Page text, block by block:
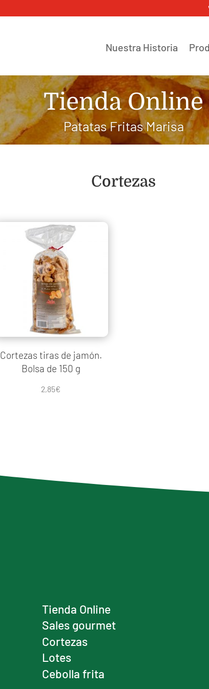
Nuestra Historia
Tienda Online
Patatas Fritas Marisa
Cortezas
Cortezas tiras de jamón.
Bolsa de 150 g
2,85€
Tienda Online
Sales gourmet
Cortezas
Lotes
Cebolla frita